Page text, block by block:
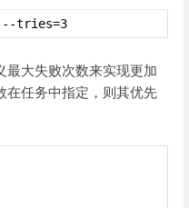
--tries=3
最大失败次数来实现更加
在任务中指定，则其优先